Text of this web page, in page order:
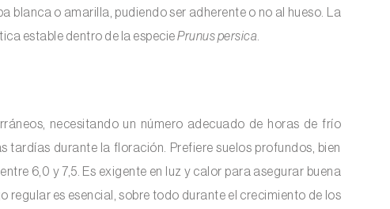
blanca o amarilla, pudiendo ser adherente o no al hueso. La
estable dentro de la especiePrunus persica
necesitando un número adecuado de horas de frío
tardías durante la floración. Prefiere suelos profundos, bien
6,0 y 7,5. Es exigente en luz y calor para asegurar buena
es esencial, sobre todo durante el crecimiento de los